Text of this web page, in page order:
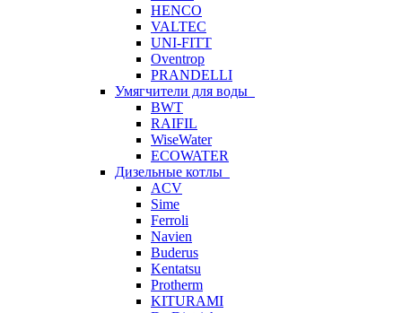
HENCO
VALTEC
UNI-FITT
Oventrop
PRANDELLI
Умягчители для воды
BWT
RAIFIL
WiseWater
ECOWATER
Дизельные котлы
ACV
Sime
Ferroli
Navien
Buderus
Kentatsu
Protherm
KITURAMI